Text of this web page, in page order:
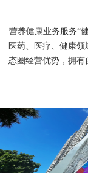
营养健康业务服务“
医药、医疗、健康
态圈经营优势，拥有
200余个，SKU超